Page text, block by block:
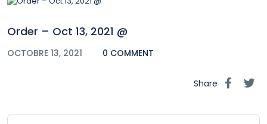
Order – Oct 13, 2021 @
OCTOBRE 13, 2021 0 COMMENT
Share